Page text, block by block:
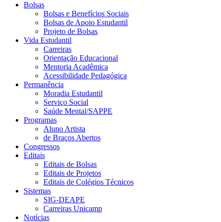
Bolsas
Bolsas e Benefícios Sociais
Bolsas de Apoio Estudantil
Projeto de Bolsas
Vida Estudantil
Carreiras
Orientação Educacional
Mentoria Acadêmica
Acessibilidade Pedagógica
Permanência
Moradia Estudantil
Serviço Social
Saúde Mental/SAPPE
Programas
Aluno Artista
de Braços Abertos
Congressos
Editais
Editais de Bolsas
Editais de Projetos
Editais de Colégios Técnicos
Sistemas
SIG-DEAPE
Carreiras Unicamp
Notícias